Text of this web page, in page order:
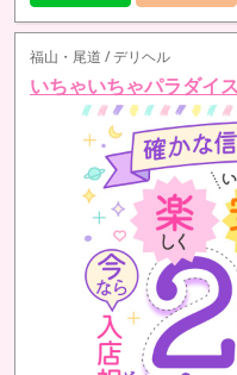
福山・尾道 / デリヘル
いちゃいちゃパラダイ